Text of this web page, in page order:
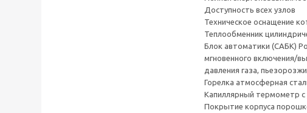
Доступность всех узлов
Техническое оснащение
Теплообменник
Блок автоматики (САБК)
мгновенного включения/
давления газа,
Горелка атмосферная
Капиллярный термометр
Покрытие корпуса